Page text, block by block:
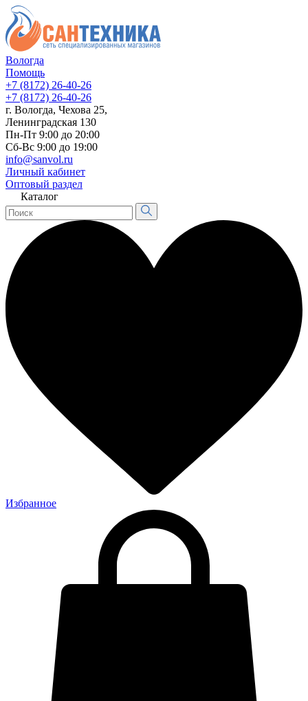
Вологда
Помощь
+7 (8172) 26-40-26
+7 (8172) 26-40-26
г. Вологда, Чехова 25,
Ленинградская 130
Пн-Пт 9:00 до 20:00
Сб-Вс 9:00 до 19:00
info@sanvol.ru
Личный кабинет
Оптовый раздел
Каталог
Избранное